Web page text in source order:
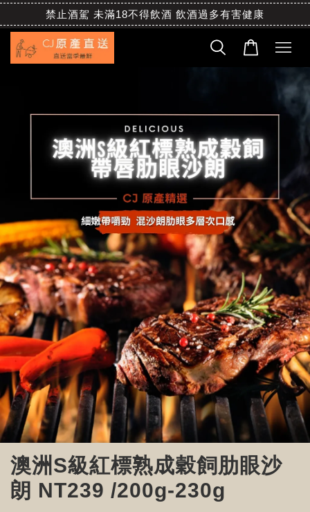
禁止酒駕 未滿18不得飲酒 飲酒過多有害健康
澳洲S級紅標熟成穀飼肋眼沙
朗 NT239 /200g-230g